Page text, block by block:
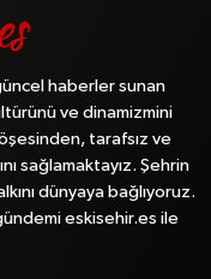
haberler sunan
ve dinamizmini
tarafsız ve
sağlamaktayız. Şehrin
dünyaya bağlıyoruz.
eskisehir.es ile